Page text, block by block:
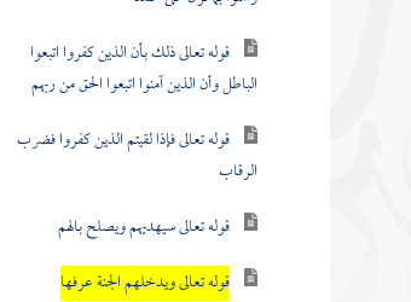
قوله تعالى ذلك بأن الذين كفروا اتبعوا
الباطل وأن الذين آمنوا اتبعوا الحق من ربهم
قوله تعالى فإذا لقيتم الذين كفروا فضرب
الرقاب
قوله تعالى سيهديهم ويصلح بالهم
قوله تعالى ويدخلهم الجنة عرفها